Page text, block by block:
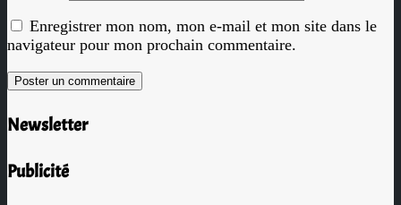
Enregistrer mon nom, mon e-mail et mon site dans le
navigateur pour mon prochain commentaire.
Newsletter
Publicité